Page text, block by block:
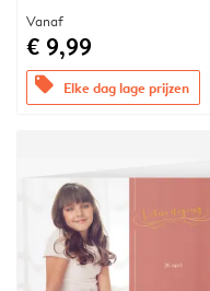
Vanaf
€ 9,99
offers Elke dag lage prijzen